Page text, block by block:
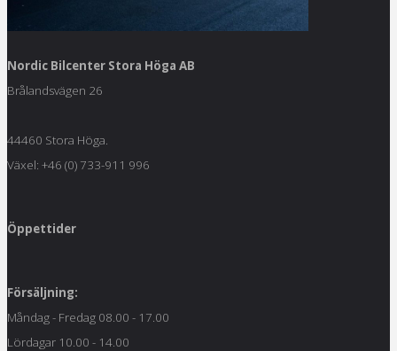
Nordic Bilcenter Stora Höga AB
Brålandsvägen 26
44460 Stora Höga.
Växel: +46 (0) 733-911 996
Öppettider
Försäljning:
Måndag - Fredag 08.00 - 17.00
Lördagar 10.00 - 14.00